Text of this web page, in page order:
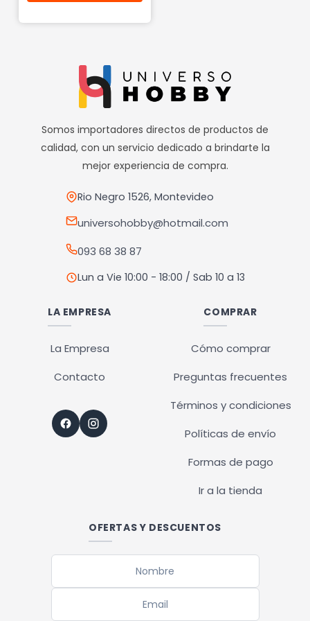
Somos importadores directos de productos de
calidad, con un servicio dedicado a brindarte la
mejor experiencia de compra.
Rio Negro 1526, Montevideo
universohobby@hotmail.com
093 68 38 87
Lun a Vie 10:00 - 18:00 / Sab 10 a 13
LA EMPRESA
La Empresa
Contacto
COMPRAR
Cómo comprar
Preguntas frecuentes
Términos y condiciones
Políticas de envío
Formas de pago
Ir a la tienda
OFERTAS Y DESCUENTOS